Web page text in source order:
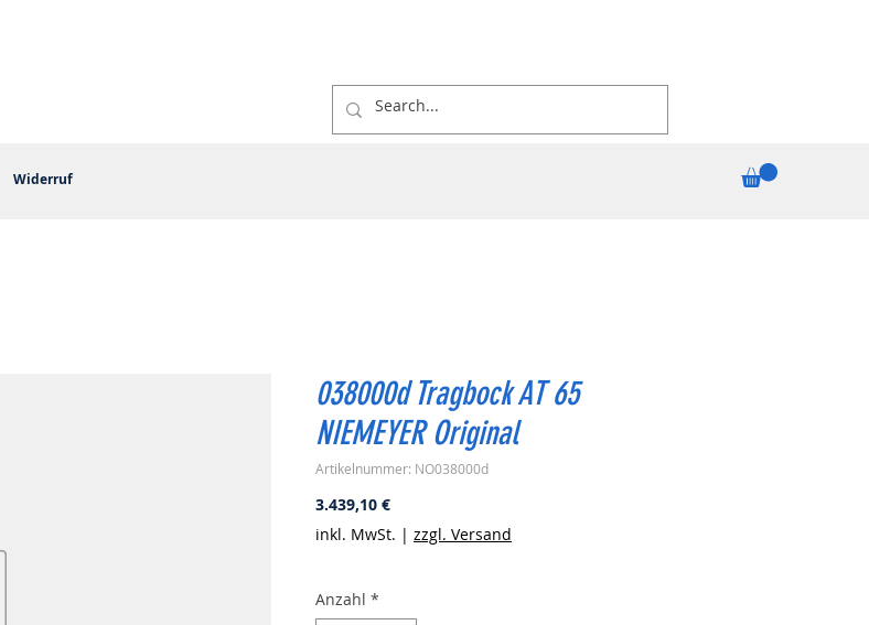
Widerruf
038000d Tragbock AT 65
NIEMEYER Original
Artikelnummer: NO038000d
3.439,10 €Preis
inkl. MwSt. | zzgl. Versand
Anzahl *